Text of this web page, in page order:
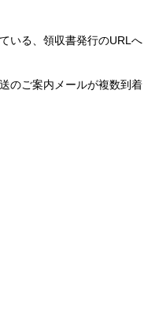
いる、領収書発行のURLへ
のご案内メールが複数到着